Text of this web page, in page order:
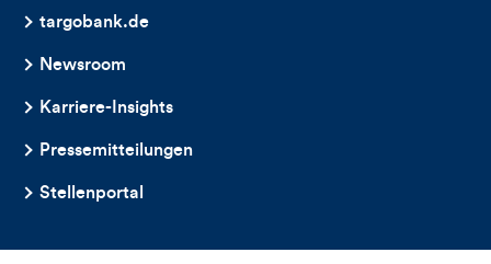
targobank.de
Newsroom
Karriere-Insights
Pressemitteilungen
Stellenportal